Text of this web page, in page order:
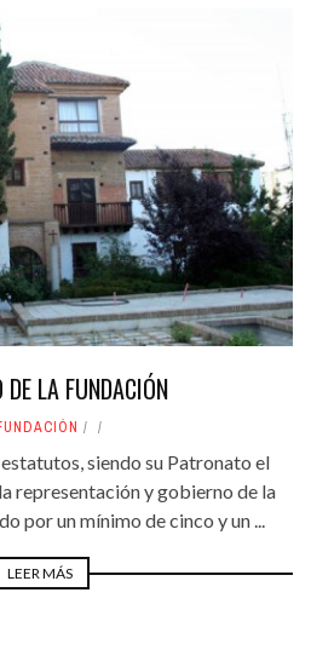
DE LA FUNDACIÓN
siendo su Patronato el
representación y gobierno de la
por un mínimo de cinco y un ...
LEER MÁS